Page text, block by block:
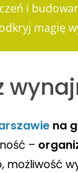
i
magię
na
–
możliwość